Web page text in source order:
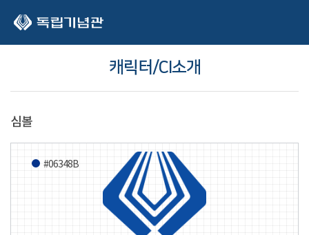
캐릭터/CI소개
심볼
#06348B